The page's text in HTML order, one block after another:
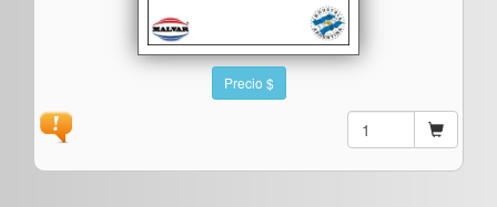
Precio $